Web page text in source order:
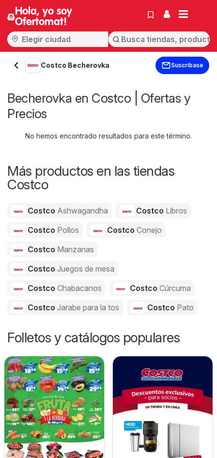
Hola, yo soy
Ofertomat!
Costco Becherovka Suscríbase
Becherovka en Costco | Ofertas y
Precios
No hemos encontrado resultados para este término.
Más productos en las tiendas
Costco
Costco Ashwagandha Costco Libros
Costco Pollos Costco Conejo
Costco Manzanas
Costco Juegos de mesa
Costco Chabacanos Costco Cúrcuma
Costco Jarabe para la tos Costco Pato
Folletos y catálogos populares